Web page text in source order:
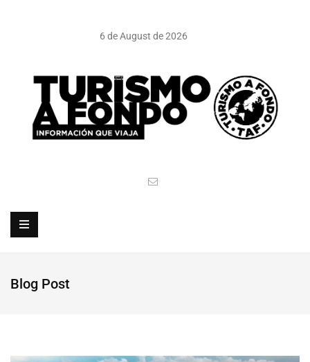
6 de August de 2026
Blog Post